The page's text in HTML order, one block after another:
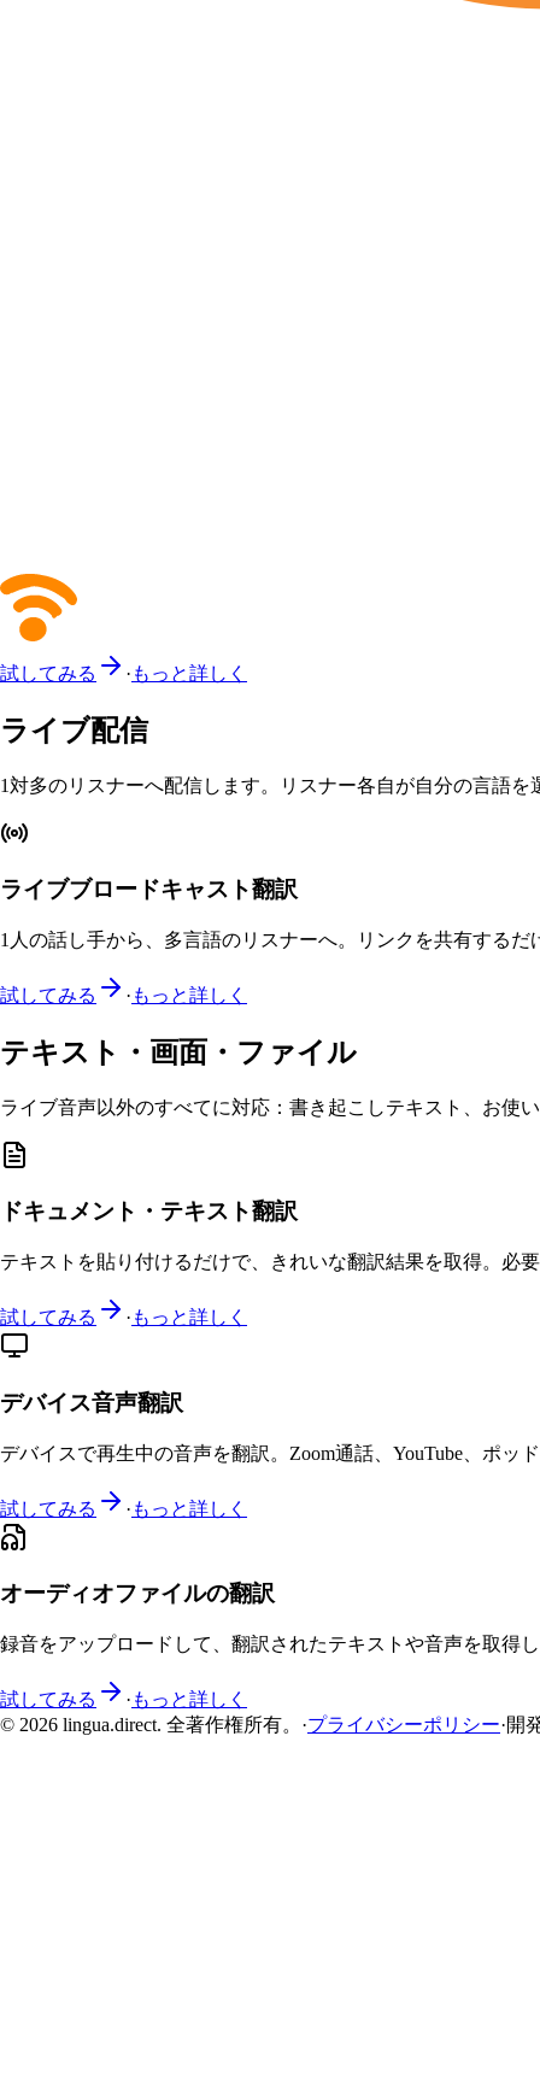
試してみる · もっと詳しく
ライブ配信
1対多のリスナーへ配信します。リスナー各自が自分の言語を
ライブブロードキャスト翻訳
1人の話し手から、多言語のリスナーへ。リンクを共有する
試してみる · もっと詳しく
テキスト・画面・ファイル
ライブ音声以外のすべてに対応：書き起こしテキスト、お使
ドキュメント・テキスト翻訳
テキストを貼り付けるだけで、きれいな翻訳結果を取得。必
試してみる · もっと詳しく
デバイス音声翻訳
デバイスで再生中の音声を翻訳。Zoom通話、YouTube、ポッ
試してみる · もっと詳しく
オーディオファイルの翻訳
録音をアップロードして、翻訳されたテキストや音声を取得
試してみる · もっと詳しく
© 2026 lingua.direct. 全著作権所有。 ·プライバシーポリシー·開